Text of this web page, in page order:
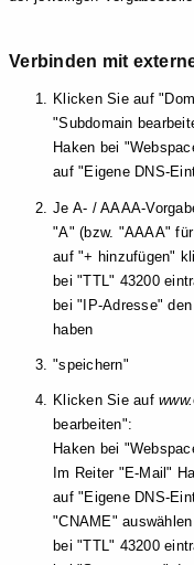
Verbinden mit
Klicken Sie auf
"Subdomain
Haken bei
auf "Eigene DNS-
Je A- / AAAA-
"A" (bzw. "AAAA"
auf "+ hinzufügen"
bei "TTL" 43200
bei "IP-Adresse"
haben
"speichern"
Klicken Sie aufwww.
bearbeiten":
Haken bei
Im Reiter "E-Mail"
auf "Eigene DNS-
"CNAME"
bei "TTL" 43200